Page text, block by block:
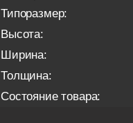
Типоразмер:
Высота:
Ширина:
Толщина:
Состояние товара: